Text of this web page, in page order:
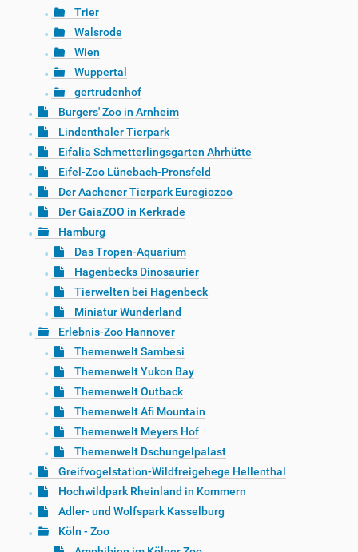
Trier
Walsrode
Wien
Wuppertal
gertrudenhof
Burgers' Zoo in Arnheim
Lindenthaler Tierpark
Eifalia Schmetterlingsgarten Ahrhütte
Eifel-Zoo Lünebach-Pronsfeld
Der Aachener Tierpark Euregiozoo
Der GaiaZOO in Kerkrade
Hamburg
Das Tropen-Aquarium
Hagenbecks Dinosaurier
Tierwelten bei Hagenbeck
Miniatur Wunderland
Erlebnis-Zoo Hannover
Themenwelt Sambesi
Themenwelt Yukon Bay
Themenwelt Outback
Themenwelt Afi Mountain
Themenwelt Meyers Hof
Themenwelt Dschungelpalast
Greifvogelstation-Wildfreigehege Hellenthal
Hochwildpark Rheinland in Kommern
Adler- und Wolfspark Kasselburg
Köln - Zoo